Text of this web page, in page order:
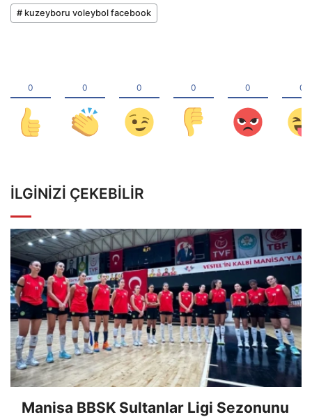
# kuzeyboru voleybol facebook
İLGINIZI ÇEKEBILIR
Manisa BBSK Sultanlar Ligi Sezonunu